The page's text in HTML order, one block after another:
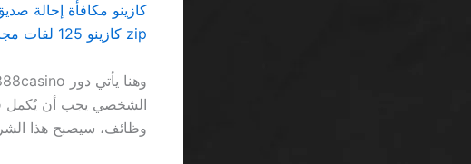
كازينو مكافأة إحالة صديق
zip كازينو 125 لفات مجانية احصل عليها فوراً اليوم… ولا شيء يغيّر الواقع القاسي
وظائف، سيصبح هذا